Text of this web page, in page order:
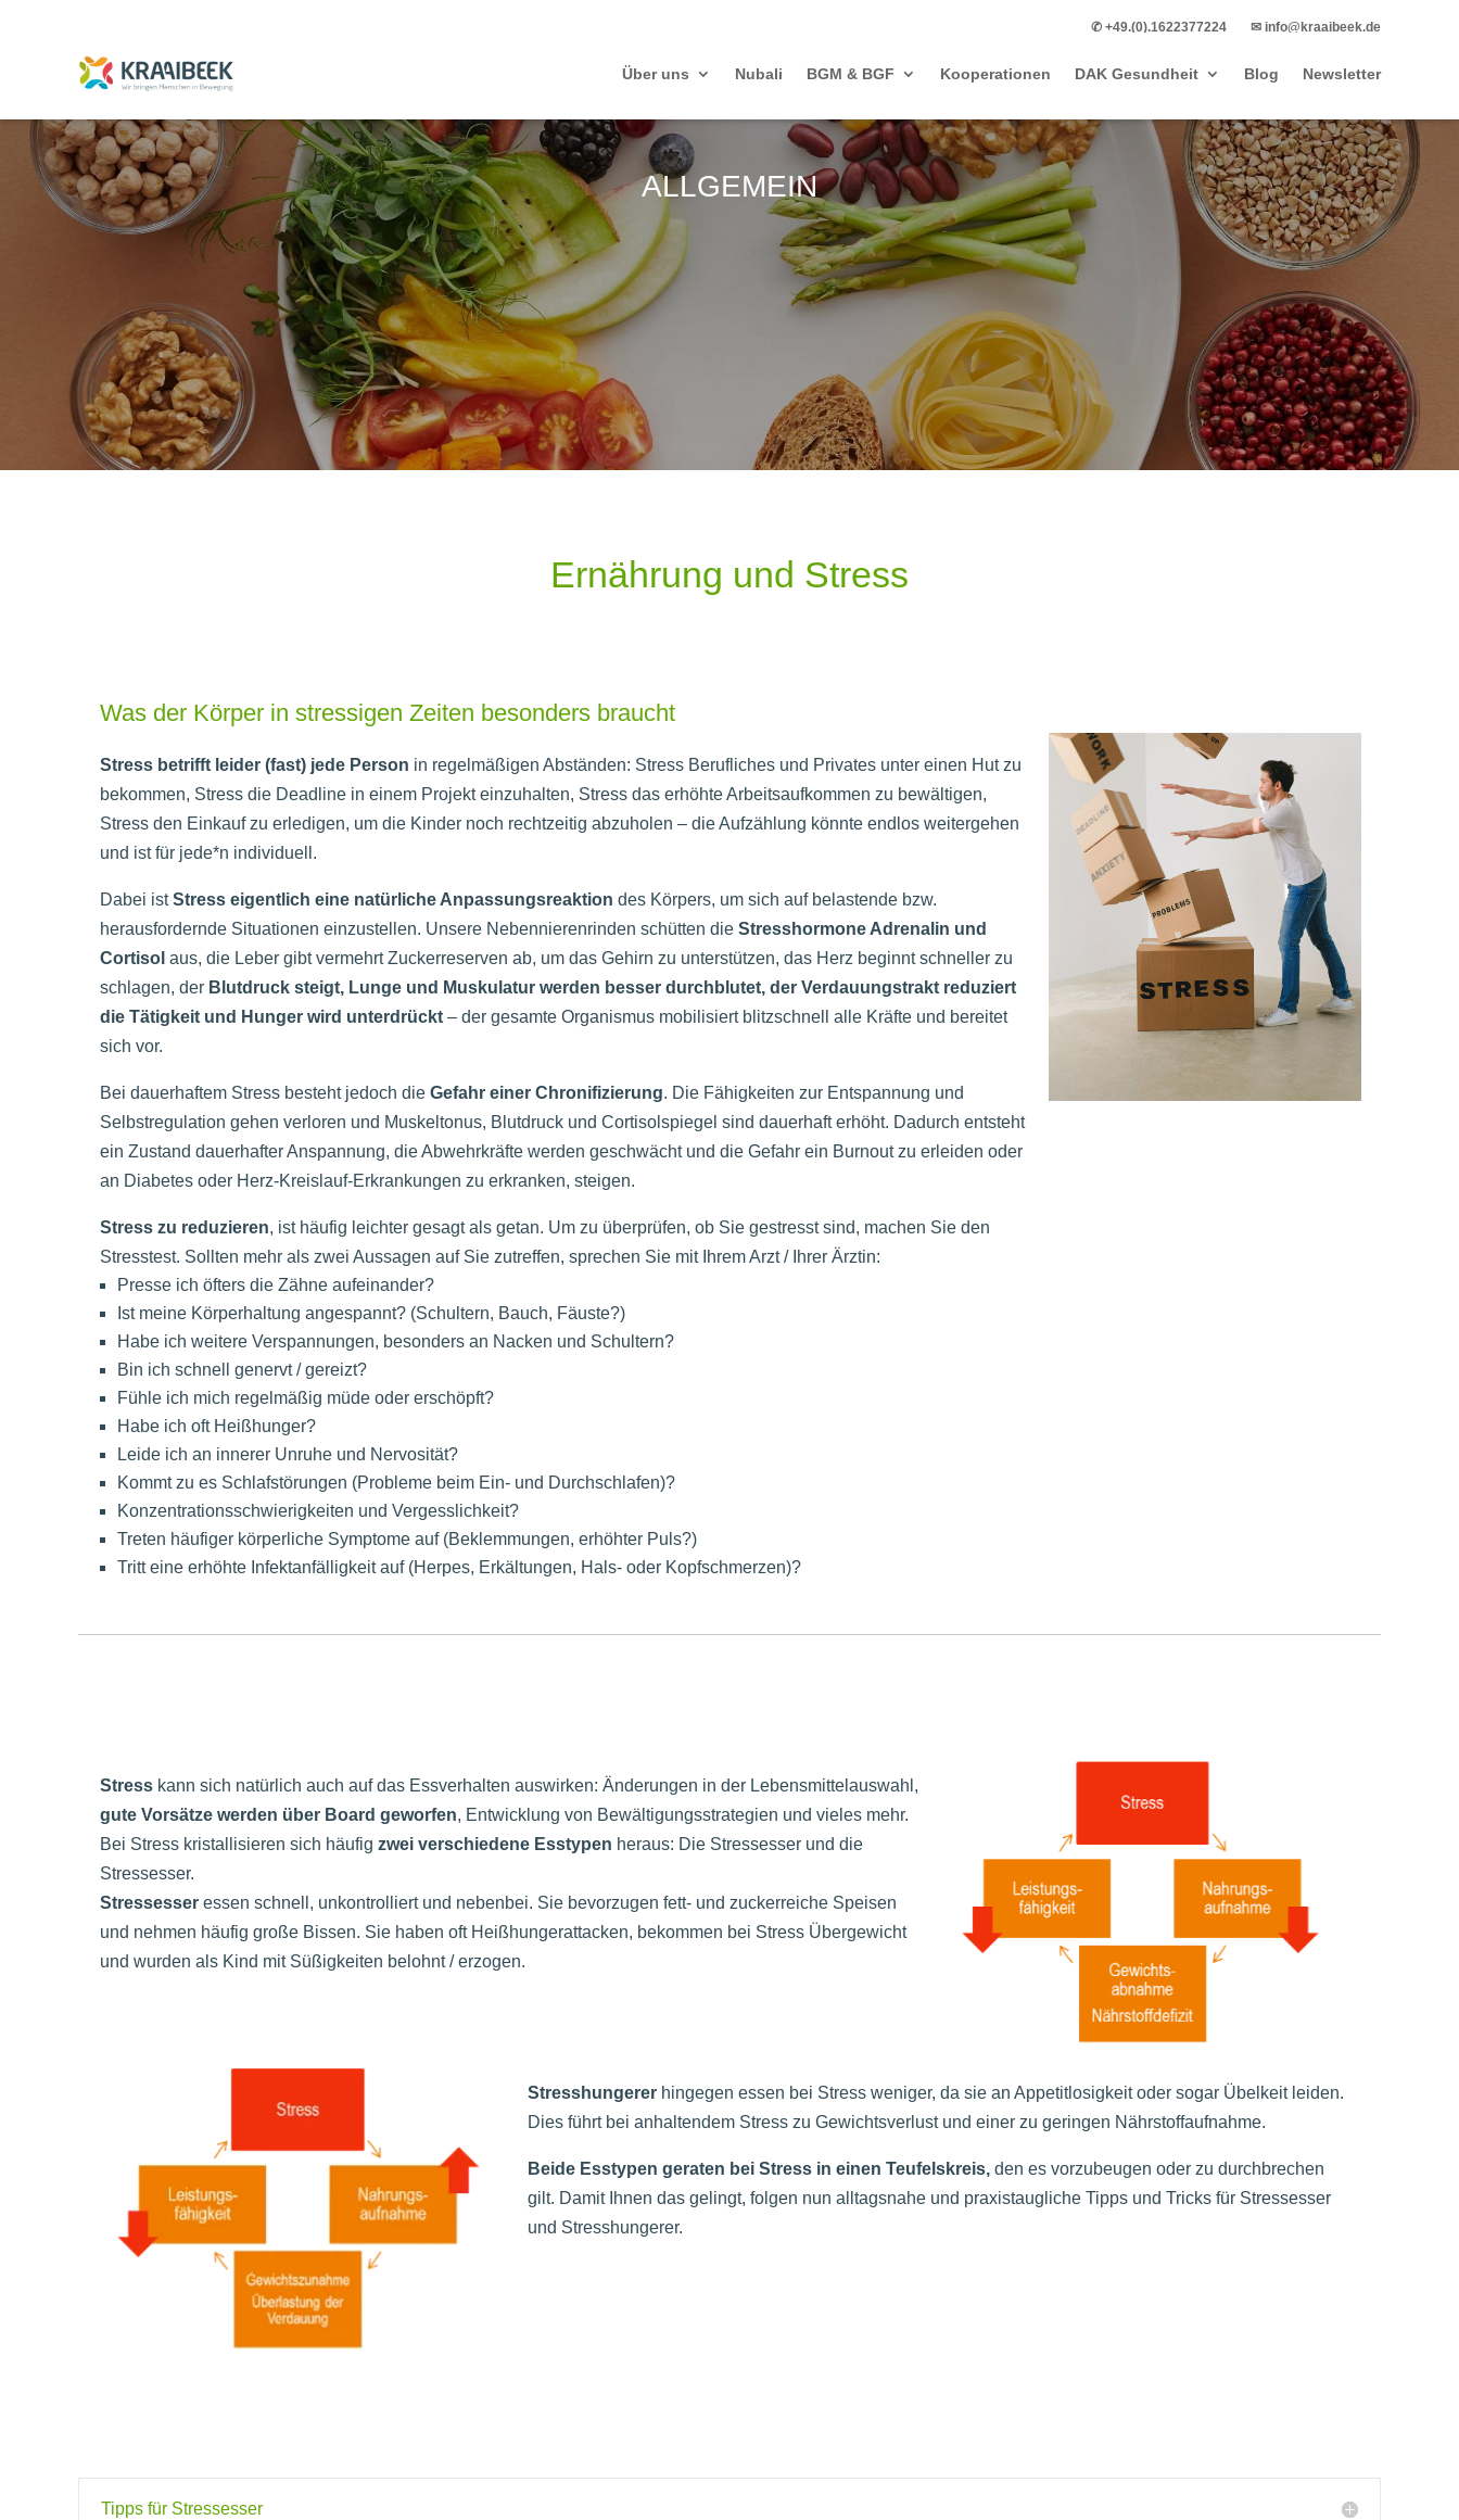
✆ +49.(0).1622377224 ✉ info@kraaibeek.de
Über uns Nubali BGM & BGF Kooperationen DAK Gesundheit Blog Newsletter
ALLGEMEIN
Ernährung und Stress
Was der Körper in stressigen Zeiten besonders braucht
Stress betrifft leider (fast) jede Person in regelmäßigen Abständen: Stress Berufliches und Privates unter einen Hut zu
bekommen, Stress die Deadline in einem Projekt einzuhalten, Stress das erhöhte Arbeitsaufkommen zu bewältigen,
Stress den Einkauf zu erledigen, um die Kinder noch rechtzeitig abzuholen – die Aufzählung könnte endlos weitergehen
und ist für jede*n individuell.
Dabei istStress eigentlich eine natürliche Anpassungsreaktion des Körpers, um sich auf belastende bzw.
herausfordernde Situationen einzustellen. Unsere Nebennierenrinden schütten die Stresshormone Adrenalin und
Cortisol aus, die Leber gibt vermehrt Zuckerreserven ab, um das Gehirn zu unterstützen, das Herz beginnt schneller zu
schlagen, der Blutdruck steigt, Lunge und Muskulatur werden besser durchblutet, der Verdauungstrakt reduziert
die Tätigkeit und Hunger wird unterdrückt – der gesamte Organismus mobilisiert blitzschnell alle Kräfte und bereitet
sich vor.
Bei dauerhaftem Stress besteht jedoch die Gefahr einer Chronifizierung. Die Fähigkeiten zur Entspannung und
Selbstregulation gehen verloren und Muskeltonus, Blutdruck und Cortisolspiegel sind dauerhaft erhöht. Dadurch entsteht
ein Zustand dauerhafter Anspannung, die Abwehrkräfte werden geschwächt und die Gefahr ein Burnout zu erleiden oder
an Diabetes oder Herz-Kreislauf-Erkrankungen zu erkranken, steigen.
Stress zu reduzieren, ist häufig leichter gesagt als getan. Um zu überprüfen, ob Sie gestresst sind, machen Sie den
Stresstest. Sollten mehr als zwei Aussagen auf Sie zutreffen, sprechen Sie mit Ihrem Arzt / Ihrer Ärztin:
Presse ich öfters die Zähne aufeinander?
Ist meine Körperhaltung angespannt? (Schultern, Bauch, Fäuste?)
Habe ich weitere Verspannungen, besonders an Nacken und Schultern?
Bin ich schnell genervt / gereizt?
Fühle ich mich regelmäßig müde oder erschöpft?
Habe ich oft Heißhunger?
Leide ich an innerer Unruhe und Nervosität?
Kommt zu es Schlafstörungen (Probleme beim Ein- und Durchschlafen)?
Konzentrationsschwierigkeiten und Vergesslichkeit?
Treten häufiger körperliche Symptome auf (Beklemmungen, erhöhter Puls?)
Tritt eine erhöhte Infektanfälligkeit auf (Herpes, Erkältungen, Hals- oder Kopfschmerzen)?
Stress kann sich natürlich auch auf das Essverhalten auswirken: Änderungen in der Lebensmittelauswahl,
gute Vorsätze werden über Board geworfen, Entwicklung von Bewältigungsstrategien und vieles mehr.
Bei Stress kristallisieren sich häufig zwei verschiedene Esstypen heraus: Die Stressesser und die
Stressesser.
Stressesser essen schnell, unkontrolliert und nebenbei. Sie bevorzugen fett- und zuckerreiche Speisen
und nehmen häufig große Bissen. Sie haben oft Heißhungerattacken, bekommen bei Stress Übergewicht
und wurden als Kind mit Süßigkeiten belohnt / erzogen.
Stresshungerer hingegen essen bei Stress weniger, da sie an Appetitlosigkeit oder sogar Übelkeit leiden.
Dies führt bei anhaltendem Stress zu Gewichtsverlust und einer zu geringen Nährstoffaufnahme.
Beide Esstypen geraten bei Stress in einen Teufelskreis, den es vorzubeugen oder zu durchbrechen
gilt. Damit Ihnen das gelingt, folgen nun alltagsnahe und praxistaugliche Tipps und Tricks für Stressesser
und Stresshungerer.
Tipps für Stressesser